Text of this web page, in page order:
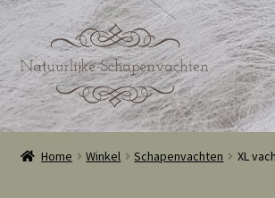
Ga
door
naar
navigatie
Ga
naar
de
inhoud
Home
Home Winkel Schapenvachten XL